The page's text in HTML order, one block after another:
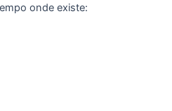
onde existe: